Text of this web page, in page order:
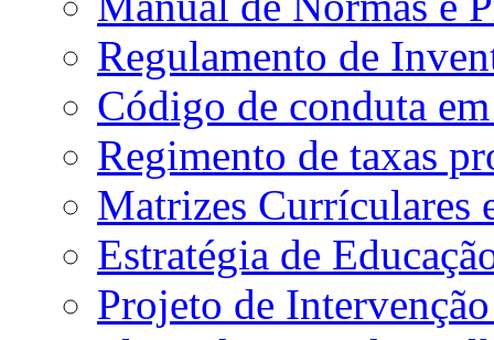
Regulamento de
Código de conduta
Regimento de taxas
Matrizes Currículares
Estratégia de
Projeto de